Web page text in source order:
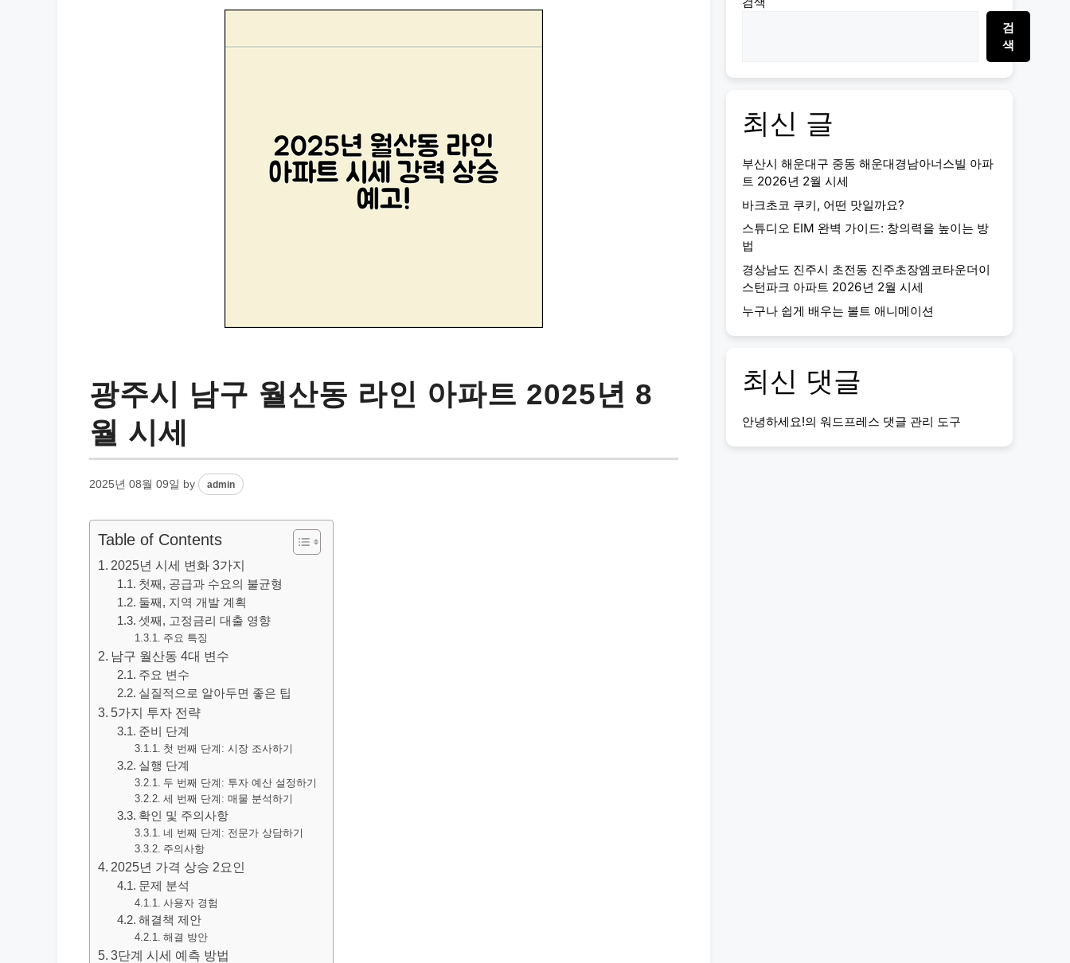
광주시 남구 월산동 라인 아파트 2025년 8
월 시세
2025년 08월 09일 by admin
Table of Contents
2025년 시세 변화 3가지
첫째, 공급과 수요의 불균형
둘째, 지역 개발 계획
셋째, 고정금리 대출 영향
주요 특징
남구 월산동 4대 변수
주요 변수
실질적으로 알아두면 좋은 팁
5가지 투자 전략
준비 단계
첫 번째 단계: 시장 조사하기
실행 단계
두 번째 단계: 투자 예산 설정하기
세 번째 단계: 매물 분석하기
확인 및 주의사항
네 번째 단계: 전문가 상담하기
주의사항
2025년 가격 상승 2요인
문제 분석
사용자 경험
해결책 제안
해결 방안
3단계 시세 예측 방법
검
색
최신 글
부산시 해운대구 중동 해운대경남아너스빌 아파
트 2026년 2월 시세
바크초코 쿠키, 어떤 맛일까요?
스튜디오 EIM 완벽 가이드: 창의력을 높이는 방
법
경상남도 진주시 초전동 진주초장엠코타운더이
스턴파크 아파트 2026년 2월 시세
누구나 쉽게 배우는 볼트 애니메이션
최신 댓글
안녕하세요!의 워드프레스 댓글 관리 도구